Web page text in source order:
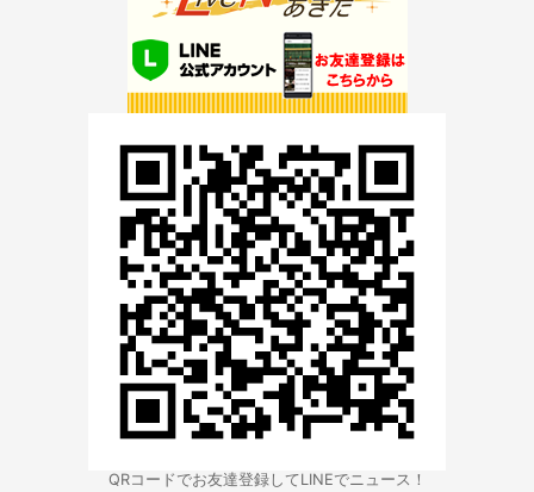
QRコードでお友達登録してLINEでニュース！